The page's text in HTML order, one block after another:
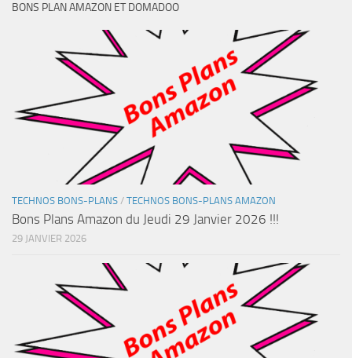
BONS PLAN AMAZON ET DOMADOO
TECHNOS BONS-PLANS / TECHNOS BONS-PLANS AMAZON
Bons Plans Amazon du Jeudi 29 Janvier 2026 !!!
29 JANVIER 2026